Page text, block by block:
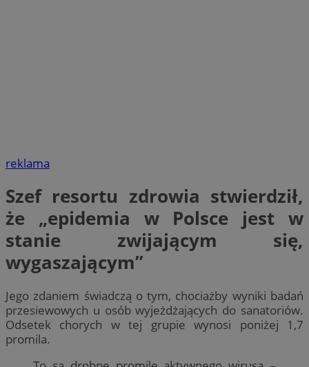
reklama
Szef resortu zdrowia stwierdził,
że „epidemia w Polsce jest w
stanie zwijającym się,
wygaszającym”
Jego zdaniem świadczą o tym, chociażby wyniki badań
przesiewowych u osób wyjeżdżających do sanatoriów.
Odsetek chorych w tej grupie wynosi poniżej 1,7
promila.